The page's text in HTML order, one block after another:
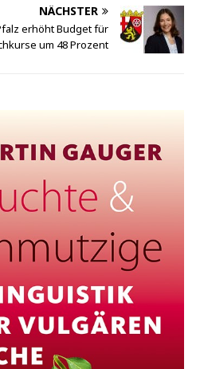
NÄCHSTER
erhöht Budget für
um 48 Prozent